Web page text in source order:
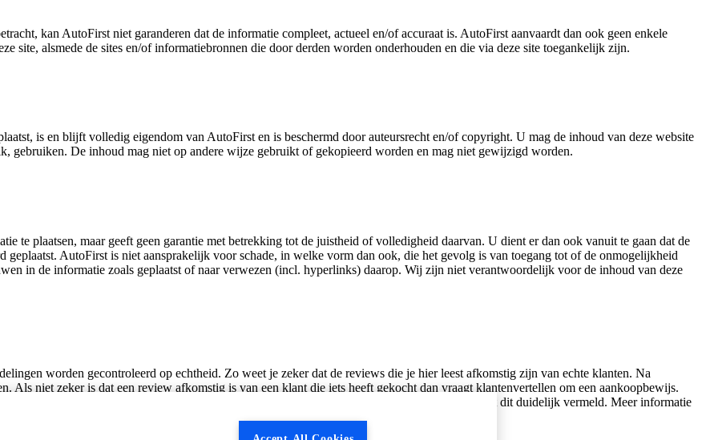
kan AutoFirst niet garanderen dat de informatie compleet, actueel en/of accuraat is. AutoFirst aanvaardt dan ook geen enkele
site, alsmede de sites en/of informatiebronnen die door derden worden onderhouden en die via deze site toegankelijk zijn.
is en blijft volledig eigendom van AutoFirst en is beschermd door auteursrecht en/of copyright. U mag de inhoud van deze website
gebruiken. De inhoud mag niet op andere wijze gebruikt of gekopieerd worden en mag niet gewijzigd worden.
te plaatsen, maar geeft geen garantie met betrekking tot de juistheid of volledigheid daarvan. U dient er dan ook vanuit te gaan dat de
geplaatst. AutoFirst is niet aansprakelijk voor schade, in welke vorm dan ook, die het gevolg is van toegang tot of de onmogelijkheid
in de informatie zoals geplaatst of naar verwezen (incl. hyperlinks) daarop. Wij zijn niet verantwoordelijk voor de inhoud van deze
worden gecontroleerd op echtheid. Zo weet je zeker dat de reviews die je hier leest afkomstig zijn van echte klanten. Na
Als niet zeker is dat een review afkomstig is van een klant die iets heeft gekocht dan vraagt klantenvertellen om een aankoopbewijs.
of diensten gratis zijn geleverd of er sprake was van een betaalde samenwerking, dan wordt dit duidelijk vermeld. Meer informatie